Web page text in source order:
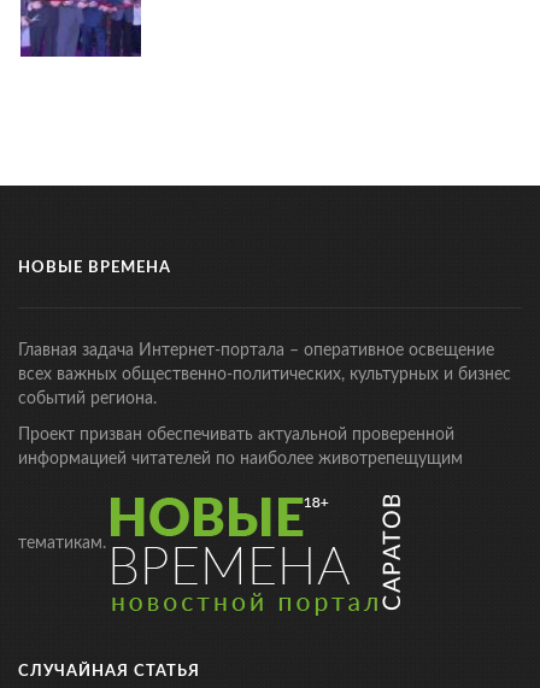
НОВЫЕ ВРЕМЕНА
Главная задача Интернет-портала – оперативное освещение
всех важных общественно-политических, культурных и бизнес
событий региона.
Проект призван обеспечивать актуальной проверенной
информацией читателей по наиболее животрепещущим
тематикам.
СЛУЧАЙНАЯ СТАТЬЯ